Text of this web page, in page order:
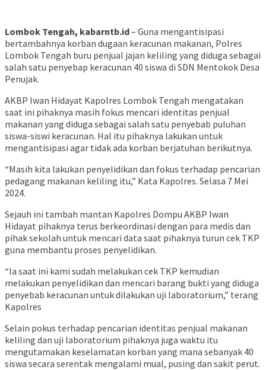
Lombok Tengah, kabarntb.id– Guna mengantisipasi
bertambahnya korban dugaan keracunan makanan, Polres
Lombok Tengah buru penjual jajan keliling yang diduga sebagai
salah satu penyebap keracunan 40 siswa di SDN Mentokok Desa
Penujak.
AKBP Iwan Hidayat Kapolres Lombok Tengah mengatakan
saat ini pihaknya masih fokus mencari identitas penjual
makanan yang diduga sebagai salah satu penyebab puluhan
siswa-siswi keracunan. Hal itu pihaknya lakukan untuk
mengantisipasi agar tidak ada korban berjatuhan berikutnya.
“Masih kita lakukan penyelidikan dan fokus terhadap pencarian
pedagang makanan keliling itu,” Kata Kapolres. Selasa 7 Mei
2024.
Sejauh ini tambah mantan Kapolres Dompu AKBP Iwan
Hidayat pihaknya terus berkeordinasi dengan para medis dan
pihak sekolah untuk mencari data saat pihaknya turun cek TKP
guna membantu proses penyelidikan.
“Ia saat ini kami sudah melakukan cek TKP kemudian
melakukan penyelidikan dan mencari barang bukti yang diduga
penyebab keracunan untuk dilakukan uji laboratorium,” terang
Kapolres
Selain pokus terhadap pencarian identitas penjual makanan
keliling dan uji laboratorium pihaknya juga waktu itu
mengutamakan keselamatan korban yang mana sebanyak 40
siswa secara serentak mengalami mual, pusing dan sakit perut.